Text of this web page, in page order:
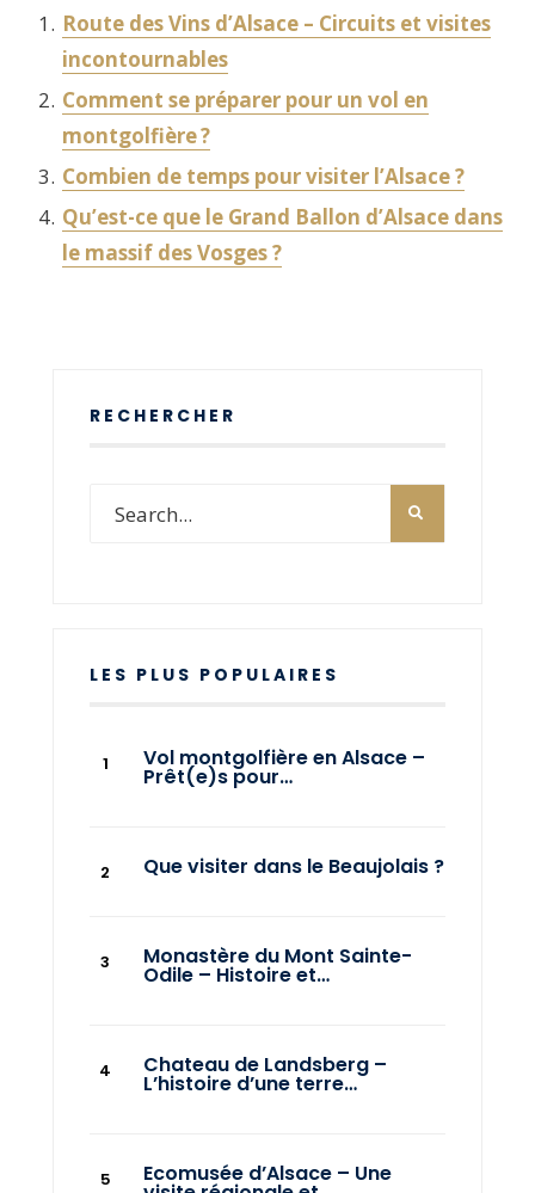
Route des Vins d’Alsace – Circuits et visites
incontournables
Comment se préparer pour un vol en
montgolfière ?
Combien de temps pour visiter l’Alsace ?
Qu’est-ce que le Grand Ballon d’Alsace dans
le massif des Vosges ?
RECHERCHER
LES PLUS POPULAIRES
Vol montgolfière en Alsace –
Prêt(e)s pour…
Que visiter dans le Beaujolais ?
Monastère du Mont Sainte-
Odile – Histoire et…
Chateau de Landsberg –
L’histoire d’une terre…
Ecomusée d’Alsace – Une